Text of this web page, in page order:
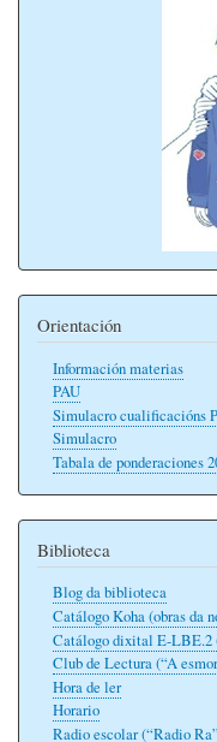
Orientación
Información materias
PAU
Simulacro cualificacións
Simulacro
Tabala de ponderaciones
Biblioteca
Blog da biblioteca
Catálogo Koha (obras da
Catálogo dixital E-LBE.2
Club de Lectura (“A
Hora de ler
Horario
Radio escolar (“Radio